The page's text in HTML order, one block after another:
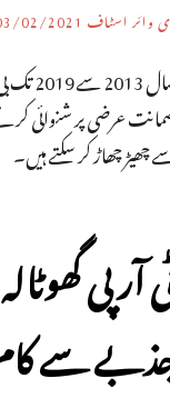
وائر اسٹاف 02/2021
سال
عرضی پر شنوائی
چھیڑ چھاڑ کر سکتے ہیں۔
آر پی
سے کام